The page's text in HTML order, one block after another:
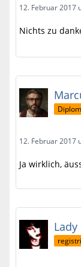
12. Februar 2017
Nichts zu
12. Februar 2017
Ja wirklich,
Lady